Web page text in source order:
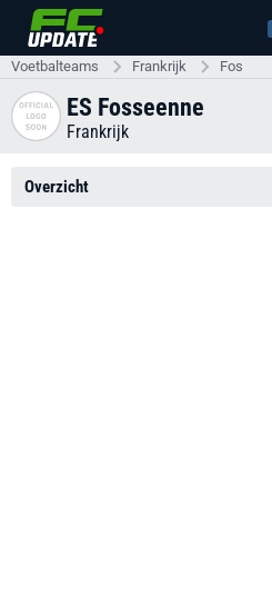
Voetbalteams Frankrijk Fos
ES Fosseenne
Frankrijk
Overzicht